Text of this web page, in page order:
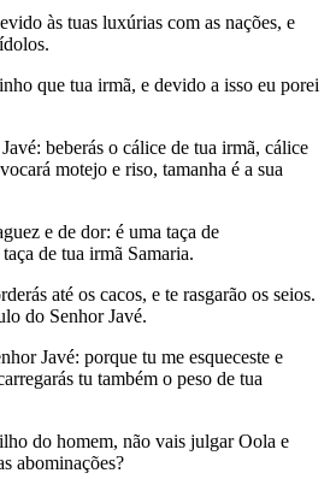
às tuas luxúrias com as nações, e
que tua irmã, e devido a isso eu porei
beberás o cálice de tua irmã, cálice
motejo e riso, tamanha é a sua
e de dor: é uma taça de
de tua irmã Samaria.
até os cacos, e te rasgarão os seios.
do Senhor Javé.
Javé: porque tu me esqueceste e
tu também o peso de tua
do homem, não vais julgar Oola e
abominações?